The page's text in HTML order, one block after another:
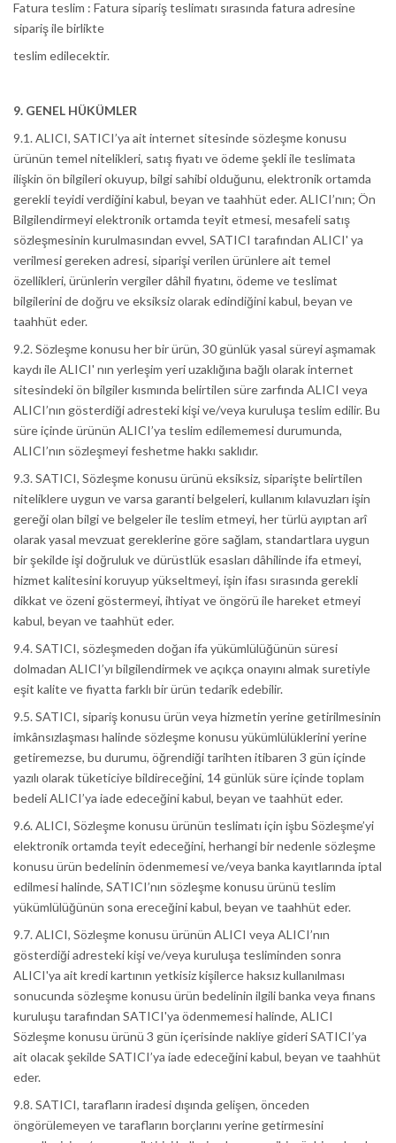
Fatura teslim : Fatura sipariş teslimatı sırasında fatura adresine
sipariş ile birlikte
teslim edilecektir.
9. GENEL HÜKÜMLER
9.1. ALICI, SATICI’ya ait internet sitesinde sözleşme konusu
ürünün temel nitelikleri, satış fiyatı ve ödeme şekli ile teslimata
ilişkin ön bilgileri okuyup, bilgi sahibi olduğunu, elektronik ortamda
gerekli teyidi verdiğini kabul, beyan ve taahhüt eder. ALICI’nın; Ön
Bilgilendirmeyi elektronik ortamda teyit etmesi, mesafeli satış
sözleşmesinin kurulmasından evvel, SATICI tarafından ALICI' ya
verilmesi gereken adresi, siparişi verilen ürünlere ait temel
özellikleri, ürünlerin vergiler dâhil fiyatını, ödeme ve teslimat
bilgilerini de doğru ve eksiksiz olarak edindiğini kabul, beyan ve
taahhüt eder.
9.2. Sözleşme konusu her bir ürün, 30 günlük yasal süreyi aşmamak
kaydı ile ALICI' nın yerleşim yeri uzaklığına bağlı olarak internet
sitesindeki ön bilgiler kısmında belirtilen süre zarfında ALICI veya
ALICI’nın gösterdiği adresteki kişi ve/veya kuruluşa teslim edilir. Bu
süre içinde ürünün ALICI’ya teslim edilememesi durumunda,
ALICI’nın sözleşmeyi feshetme hakkı saklıdır.
9.3. SATICI, Sözleşme konusu ürünü eksiksiz, siparişte belirtilen
niteliklere uygun ve varsa garanti belgeleri, kullanım kılavuzları işin
gereği olan bilgi ve belgeler ile teslim etmeyi, her türlü ayıptan arî
olarak yasal mevzuat gereklerine göre sağlam, standartlara uygun
bir şekilde işi doğruluk ve dürüstlük esasları dâhilinde ifa etmeyi,
hizmet kalitesini koruyup yükseltmeyi, işin ifası sırasında gerekli
dikkat ve özeni göstermeyi, ihtiyat ve öngörü ile hareket etmeyi
kabul, beyan ve taahhüt eder.
9.4. SATICI, sözleşmeden doğan ifa yükümlülüğünün süresi
dolmadan ALICI’yı bilgilendirmek ve açıkça onayını almak suretiyle
eşit kalite ve fiyatta farklı bir ürün tedarik edebilir.
9.5. SATICI, sipariş konusu ürün veya hizmetin yerine getirilmesinin
imkânsızlaşması halinde sözleşme konusu yükümlülüklerini yerine
getiremezse, bu durumu, öğrendiği tarihten itibaren 3 gün içinde
yazılı olarak tüketiciye bildireceğini, 14 günlük süre içinde toplam
bedeli ALICI’ya iade edeceğini kabul, beyan ve taahhüt eder.
9.6. ALICI, Sözleşme konusu ürünün teslimatı için işbu Sözleşme’yi
elektronik ortamda teyit edeceğini, herhangi bir nedenle sözleşme
konusu ürün bedelinin ödenmemesi ve/veya banka kayıtlarında iptal
edilmesi halinde, SATICI’nın sözleşme konusu ürünü teslim
yükümlülüğünün sona ereceğini kabul, beyan ve taahhüt eder.
9.7. ALICI, Sözleşme konusu ürünün ALICI veya ALICI’nın
gösterdiği adresteki kişi ve/veya kuruluşa tesliminden sonra
ALICI'ya ait kredi kartının yetkisiz kişilerce haksız kullanılması
sonucunda sözleşme konusu ürün bedelinin ilgili banka veya finans
kuruluşu tarafından SATICI'ya ödenmemesi halinde, ALICI
Sözleşme konusu ürünü 3 gün içerisinde nakliye gideri SATICI’ya
ait olacak şekilde SATICI’ya iade edeceğini kabul, beyan ve taahhüt
eder.
9.8. SATICI, tarafların iradesi dışında gelişen, önceden
öngörülemeyen ve tarafların borçlarını yerine getirmesini